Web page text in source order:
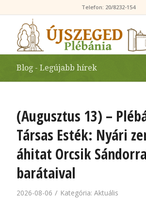
Telefon: 20/8232-154
Blog - Legújabb hírek
(Augusztus 13) –
Társas Esték: Nyári
áhitat Orcsik
barátaival
2026-08-06 / Kategória: Aktuális